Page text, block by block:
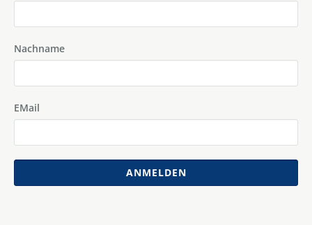
Nachname
EMail
ANMELDEN